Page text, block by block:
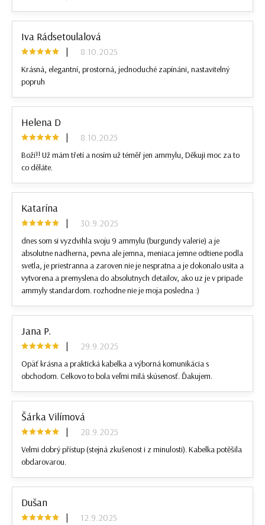
Iva Rádsetoulalová
| 8.10.2025
Krásná, elegantní, prostorná, jednoduché zapínáni, nastavitelný
popruh
Helena D
| 8.10.2025
Boží!! Už mám třetí a nosím už téměř jen ammylu, Děkuji moc za to
co děláte.
Katarína
| 30.9.2025
dnes som si vyzdvihla svoju 9 ammylu (burgundy valerie) a je
absolutne nadherna, pevna ale jemna, meniaca jemne odtiene podla
svetla, je priestranna a zaroven nie je nespratna a je dokonalo usita a
vytvorena a premyslena do absolutnych detailov, ako uz je v pripade
ammyly standardom. rozhodne nie je moja posledna :)
Jana P.
| 29.9.2025
Opäť krásna a praktická kabelka a výborná komunikácia s
obchodom. Celkovo to bola veľmi milá skúsenosť. Ďakujem.
Šárka Vilímová
| 28.9.2025
Velmi dobrý přístup (stejná zkušenost i z minulosti). Kabelka potěšila
obdarovarou.
Dušan
| 12.9.2025